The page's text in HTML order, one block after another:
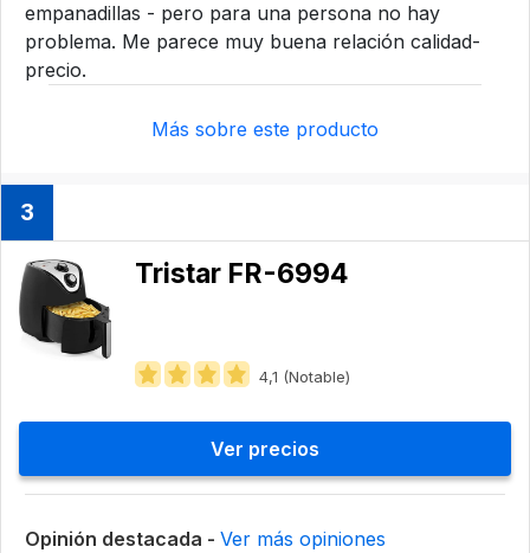
empanadillas - pero para una persona no hay
problema. Me parece muy buena relación calidad-
precio.
Más sobre este producto
3
Tristar FR-6994
4,1 (Notable)
Ver precios
Opinión destacada - Ver más opiniones